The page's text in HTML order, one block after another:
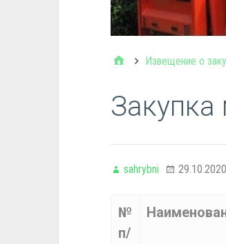
Извещение о
Закупка
sahrybni 29.10.2020
№
п/